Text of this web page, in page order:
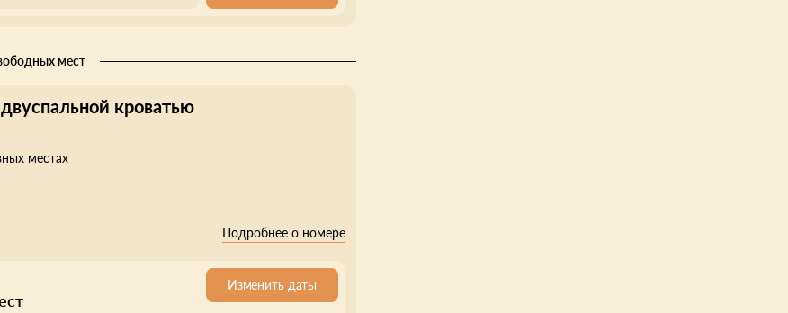
мест
кроватью
местах
Подробнее о номере
Изменить даты